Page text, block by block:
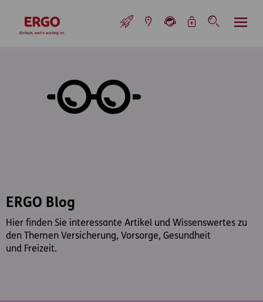
zur Startseite
ERGO Blog
Hier finden Sie interessante Artikel und Wissenswertes zu
den Themen Versicherung, Vorsorge, Gesundheit
und Freizeit.